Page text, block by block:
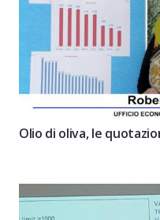
Olio di oliva, le